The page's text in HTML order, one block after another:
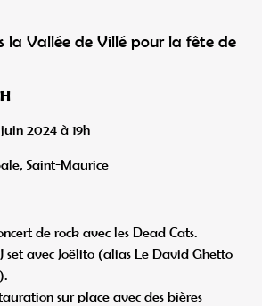
la Vallée de Villé pour la fête de
2024 à 19h
Saint-Maurice
de rock avec les Dead Cats.
set avec Joëlito (alias Le David Ghetto
sur place avec des bières